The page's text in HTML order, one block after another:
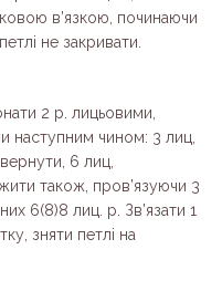
в’язкою, починаючи
не закривати.
2 р. лицьовими,
наступним чином: 3 лиц,
6 лиц,
також, пров’язуючи 3
6(8)8 лиц. р. Зв’язати 1
зняти петлі на